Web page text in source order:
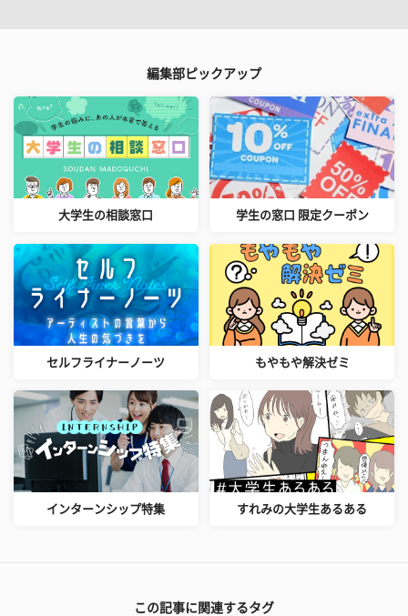
編集部ピックアップ
大学生の相談窓口 学生の窓口 限定クーポン
セルフライナーノーツ もやもや解決ゼミ
インターンシップ特集 すれみの大学生あるある
この記事に関連するタグ